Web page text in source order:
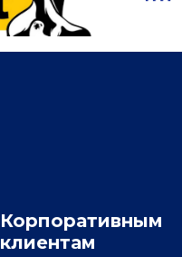
Корпоративным
клиентам